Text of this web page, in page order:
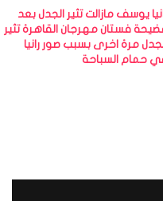
يوسف مازالت تثير الجدل بعد
فستان مهرجان القاهرة تثير
مرة اخرى بسبب صور رانيا
حمام السباحة